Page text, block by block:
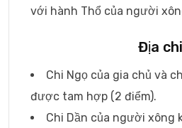
với hành Thổ của người
Địa chi
Chi Ngọ của gia chủ và
được tam hợp (2 điểm).
Chi Dần của người xông